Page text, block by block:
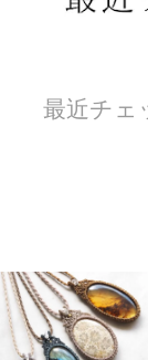
最近チェ